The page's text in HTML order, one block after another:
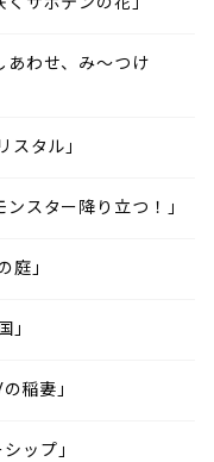
あわせ、み～つけ
タル」
スター降り立つ！」
」
」
稲妻」
ップ」